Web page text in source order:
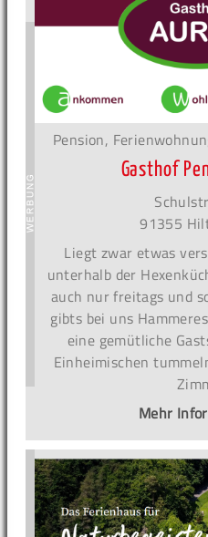
Pension,
Gasthof
91355
Liegt zwar etwas
unterhalb der
auch nur freitags und
gibts bei uns
eine gemütliche
Einheimischen
Mehr